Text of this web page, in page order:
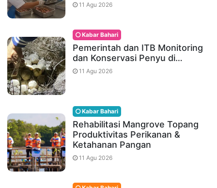
11 Agu 2026
Kabar Bahari
Pemerintah dan ITB Monitoring
dan Konservasi Penyu di…
11 Agu 2026
Kabar Bahari
Rehabilitasi Mangrove Topang
Produktivitas Perikanan &
Ketahanan Pangan
11 Agu 2026